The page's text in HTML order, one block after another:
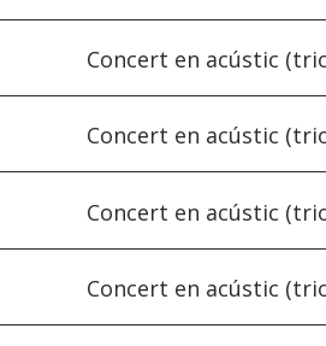
Concert en acústic
Concert en acústic
Concert en acústic
Concert en acústic